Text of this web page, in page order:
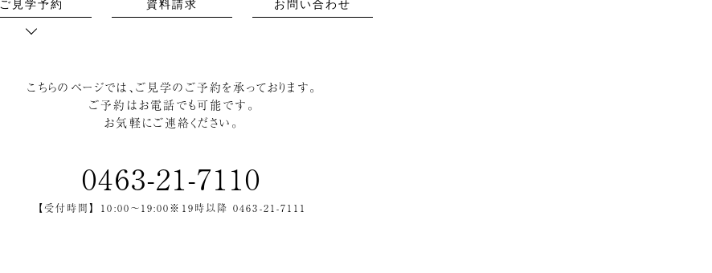
ご見学予約 資料請求 お問い合わせ
こちらのページでは、ご見学のご予約を承っております。
ご予約はお電話でも可能です。
お気軽にご連絡ください。
0463-21-7110
【受付時間】 10:00〜19:00※19時以降0463-21-7111